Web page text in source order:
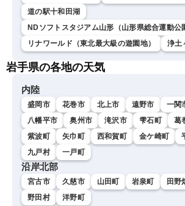
道の駅十和田湖
NDソフトスタジアム山形（山形県総合運動公
リナワールド（東北最大級の遊園地）
浄土
岩手県の各地の天気
内陸
盛岡市 花巻市 北上市 遠野市 一関
八幡平市
奥州市 滝沢市 雫石町 葛
紫波町
矢巾町 西和賀町 金ケ崎町
九戸村
一戸町
沿岸北部
宮古市 久慈市 山田町 岩泉町 田野
野田村
洋野町